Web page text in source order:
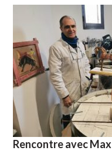
Rencontre avec